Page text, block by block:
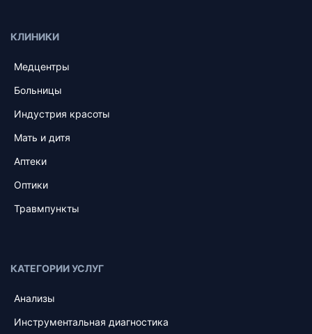
КЛИНИКИ
Медцентры
Больницы
Индустрия красоты
Мать и дитя
Аптеки
Оптики
Травмпункты
КАТЕГОРИИ УСЛУГ
Анализы
Инструментальная диагностика